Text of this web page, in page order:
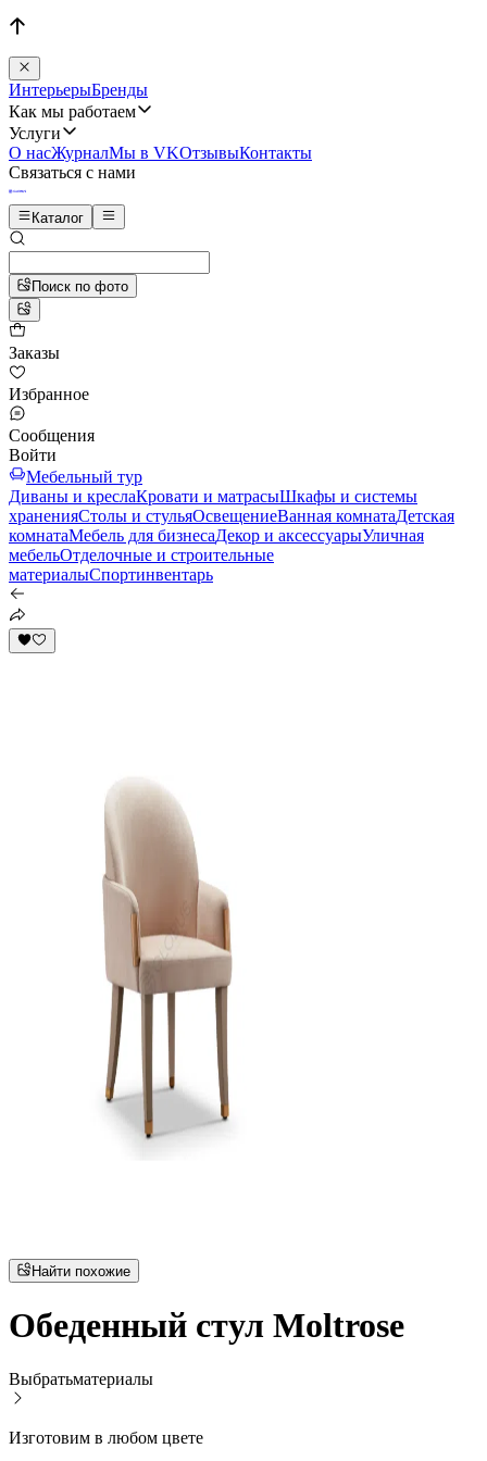
ИнтерьерыБренды
Как мы работаем
Услуги
О насЖурналМы в VKОтзывыКонтакты
Связаться с нами
Каталог
Поиск по фото
Заказы
Избранное
Сообщения
Войти
Мебельный тур
Диваны и креслаКровати и матрасыШкафы и системы
храненияСтолы и стульяОсвещениеВанная комнатаДетская
комнатаМебель для бизнесаДекор и аксессуарыУличная
мебельОтделочные и строительные
материалыСпортинвентарь
Найти похожие
Обеденный стул Moltrose
Выбратьматериалы
Изготовим в любом цвете